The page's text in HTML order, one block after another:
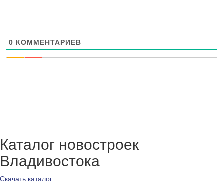
0 КОММЕНТАРИЕВ
Каталог новостроек
Владивостока
Скачать каталог